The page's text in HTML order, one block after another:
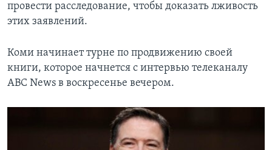
провести расследование, чтобы доказать лживость
этих заявлений.
Коми начинает турне по продвижению своей
книги, которое начнется с интервью телеканалу
АВС News в воскресенье вечером.